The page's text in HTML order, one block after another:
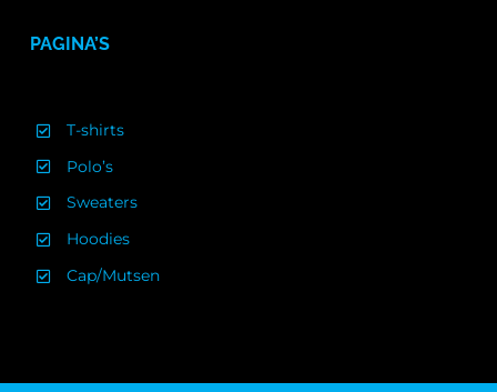
PAGINA’S
T-shirts
Polo’s
Sweaters
Hoodies
Cap/Mutsen